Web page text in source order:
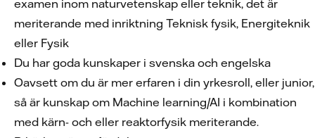
examen inom naturvetenskap eller teknik, det är
meriterande med inriktning Teknisk fysik, Energiteknik
eller Fysik
Du har goda kunskaper i svenska och engelska
Oavsett om du är mer erfaren i din yrkesroll, eller junior,
så är kunskap om Machine learning/AI i kombination
med kärn- och eller reaktorfysik meriterande.